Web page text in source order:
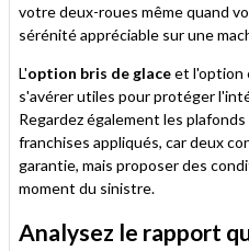
votre deux-roues même quand
sérénité appréciable sur une
L'option bris de glaceet l'option
s'avérer utiles pour protéger
Regardez également les
franchises appliqués, car deux
garantie, mais proposer des
moment du sinistre.
Analysez le rapport